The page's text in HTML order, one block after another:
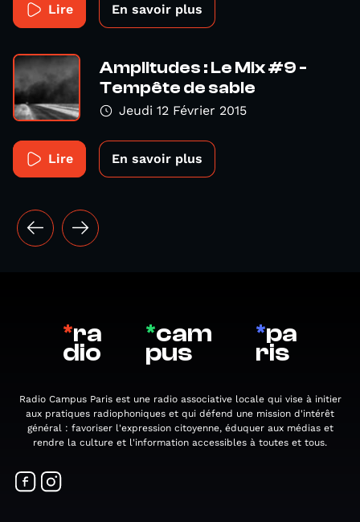
Lire En savoir plus
Amplitudes : Le Mix #9 -
Tempête de sable
Jeudi 12 Février 2015
Lire En savoir plus
*ra
dio
*cam
pus
*pa
ris
Radio Campus Paris est une radio associative locale qui vise à initier
aux pratiques radiophoniques et qui défend une mission d'intérêt
général : favoriser l'expression citoyenne, éduquer aux médias et
rendre la culture et l'information accessibles à toutes et tous.